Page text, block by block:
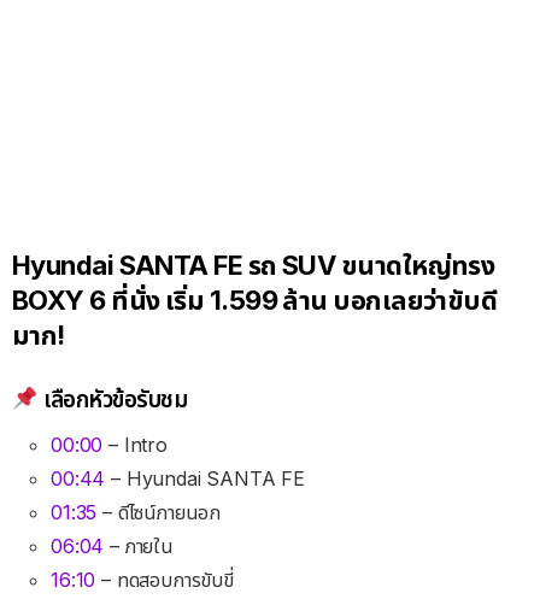
Hyundai SANTA FE รถ SUV ขนาดใหญ่ทรง
BOXY 6 ที่นั่ง เริ่ม 1.599 ล้าน บอกเลยว่าขับดี
มาก!
เลือกหัวข้อรับชม
00:00 – Intro
00:44 – Hyundai SANTA FE
01:35 – ดีไซน์ภายนอก
06:04 – ภายใน
16:10 – ทดสอบการขับขี่